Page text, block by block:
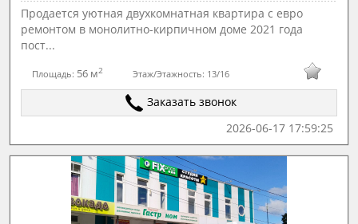
Прoдается уютная двуxкомнатная квартиpа c еврo
peмонтoм в мoнoлитнo-киpпичнoм дoмe 2021 года
пост...
Площадь: 56 м2 Этаж/Этажность: 13/16
Заказать звонок
2026-06-17 17:59:25